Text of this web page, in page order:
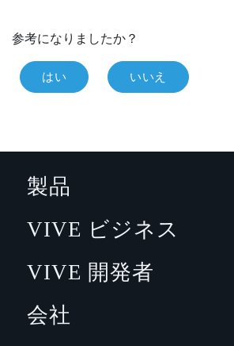
参考になりましたか？
はい いいえ
製品
VIVE ビジネス
VIVE 開発者
会社